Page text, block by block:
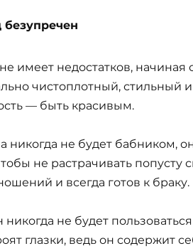
имеет недостатков,
чистоплотный, стильный
— быть красивым.
не будет бабником,
не растрачивать попусту
и всегда готов к браку.
не будет
глазки, ведь он содержит